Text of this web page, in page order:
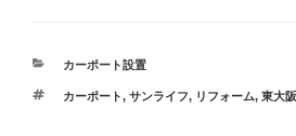
カ
ゴ
カーポート設置
タ
カーポート, サンライフ, リフォーム, 東大